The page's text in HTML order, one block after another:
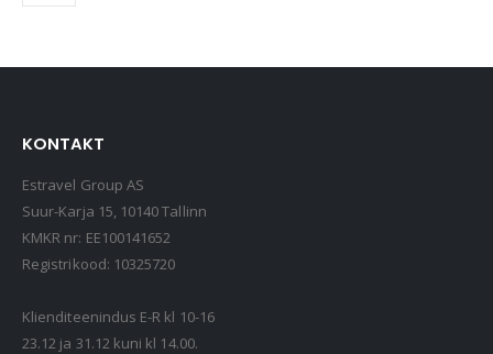
KONTAKT
Estravel Group AS
Suur-Karja 15, 10140 Tallinn
KMKR nr: EE100141652
Registrikood: 10325720
Klienditeenindus E-R kl 10-16
23.12 ja 31.12 kuni kl 14.00.